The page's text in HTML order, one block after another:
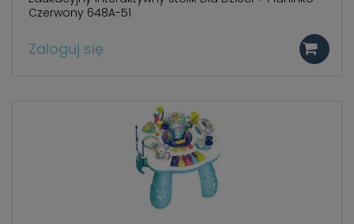
Czerwony 648A-51
Zaloguj się